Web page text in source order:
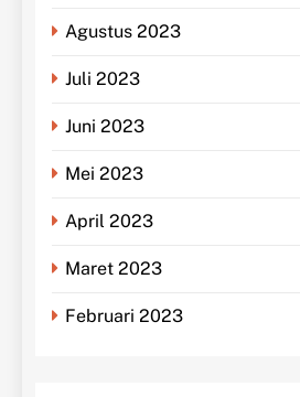
Agustus 2023
Juli 2023
Juni 2023
Mei 2023
April 2023
Maret 2023
Februari 2023